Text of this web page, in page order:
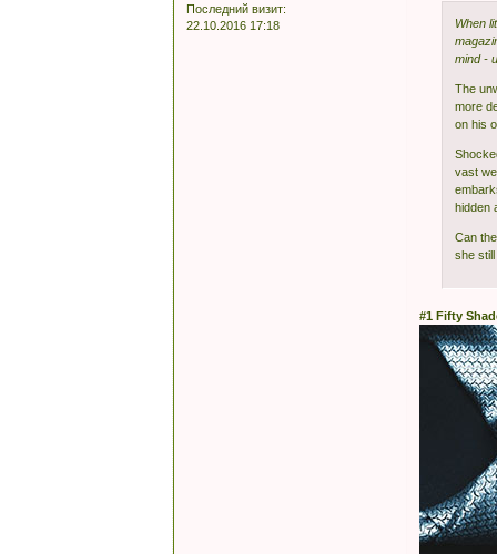
Последний визит:
22.10.2016 17:18
When
mind -
The
more
on his
vast
hidden
Can
she
#1 Fifty